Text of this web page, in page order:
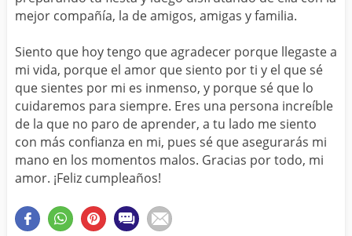
mejor compañía, la de amigos, amigas y familia.
Siento que hoy tengo que agradecer porque llegaste a
mi vida, porque el amor que siento por ti y el que sé
que sientes por mi es inmenso, y porque sé que lo
cuidaremos para siempre. Eres una persona increíble
de la que no paro de aprender, a tu lado me siento
con más confianza en mi, pues sé que asegurarás mi
mano en los momentos malos. Gracias por todo, mi
amor. ¡Feliz cumpleaños!